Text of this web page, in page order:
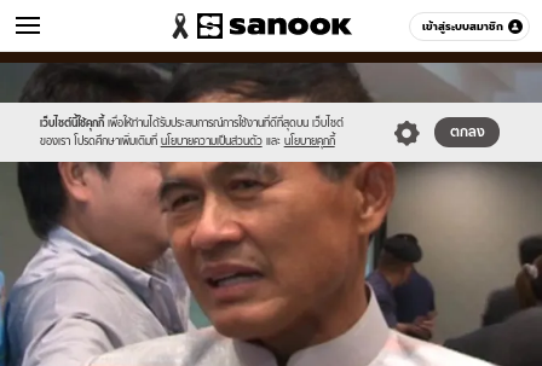
เข้าสู่ระบบสมาชิก
ข่าว หมวดอื่นๆ
เว็บไซต์นี้ใช้คุกกี้ เพื่อให้ท่านได้รับประสบการณ์การใช้งานที่ดีที่สุดบน เว็บไซต์
ของเรา โปรดศึกษาเพิ่มเติมที่ นโยบายความเป็นส่วนตัว และ นโยบายคุกกี้
ตกลง
Sanook
//s.isanook.com/sr/0/images/logo-
new-
sanook.png
600
60
//s.isanook.com/ns/0/ud/373/1865890/646036-
01.jpg